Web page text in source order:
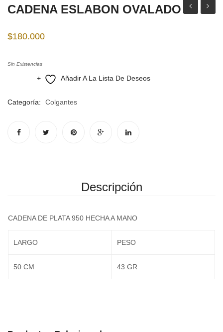
CADENA ESLABON OVALADO
$180.000
Sin Existencias
Añadir A La Lista De Deseos
Categoría: Colgantes
Descripción
CADENA DE PLATA 950 HECHA A MANO
LARGO PESO
50 CM 43 GR